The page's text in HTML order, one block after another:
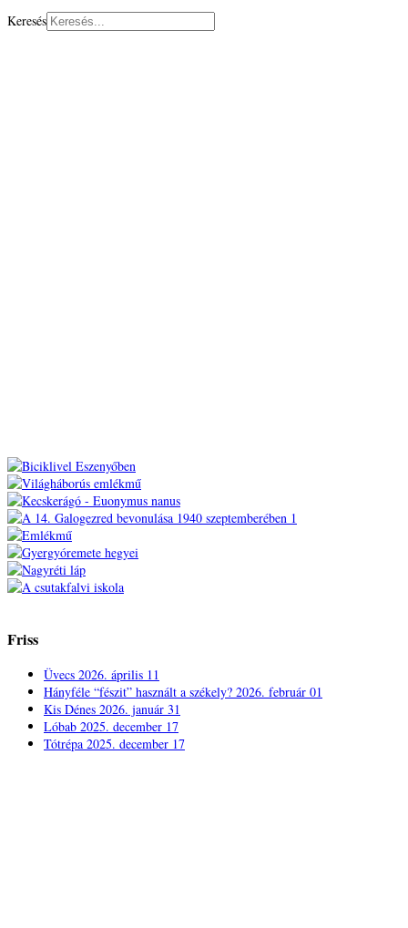
Keresés
Friss
Üvecs 2026. április 11
Hányféle “fészit” használt a székely? 2026. február 01
Kis Dénes 2026. január 31
Lóbab 2025. december 17
Tótrépa 2025. december 17